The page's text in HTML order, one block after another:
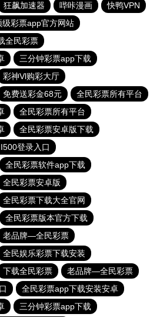
狂飙加速器 哔咔漫画
快鸭VPN
级彩票app官方网站
全民彩票
三分钟彩票app下载
彩神Vl购彩大厅
免费送彩金68元
全民彩票所有平台
全民彩票所有平台
全民彩票安卓版下载
登录入口
全民彩票软件app下载
全民彩票安卓版
全民彩票下载大全官网
全民彩票版本官方下载
老品牌—全民彩票
全民娱乐彩票下载安装
下载全民彩票
老品牌—全民彩票
全民彩票app下载安装安卓
三分钟彩票app下载